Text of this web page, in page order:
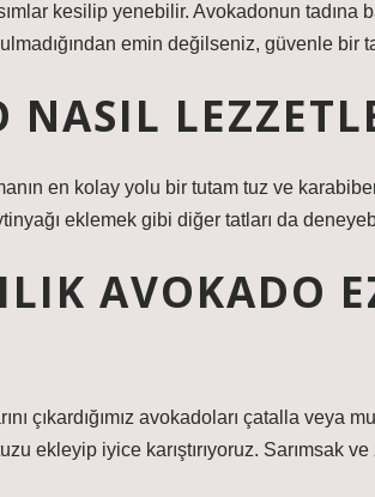
kesilip yenebilir. Avokadonun tadına
emin değilseniz, güvenle bir
NASIL
en kolay yolu bir tutam tuz ve
eklemek gibi diğer tatları da
AVOKADO
çıkardığımız avokadoları çatalla veya
ekleyip iyice karıştırıyoruz. Sarımsak